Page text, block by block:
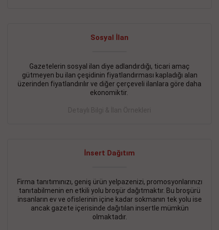
Sosyal İlan
Gazetelerin sosyal ilan diye adlandırdığı, ticari amaç
gütmeyen bu ilan çeşidinin fiyatlandırması kapladığı alan
üzerinden fiyatlandırılır ve diğer çerçeveli ilanlara göre daha
ekonomiktir.
Detaylı Bilgi & İlan Örnekleri
İnsert Dağıtım
Firma tanıtımınızı, geniş ürün yelpazenizi, promosyonlarınızı
tanıtabilmenin en etkili yolu broşür dağıtmaktır. Bu broşürü
insanların ev ve ofislerinin içine kadar sokmanın tek yolu ise
ancak gazete içerisinde dağıtılan insertle mümkün
olmaktadır.
İŞYERİ KİRALIK İlanı- 11.09.2018
BEYLİKDÜZÜ Kavaklıda 4 katlı bina
DEVREMÜLK KİRALIK İlanı- 11.09.2018
SİNYE Tekstile Şoförlüğü olan 35 yaşını aşmamış, Depo
elemanı alınacaktır. Osmanbey, Şişli